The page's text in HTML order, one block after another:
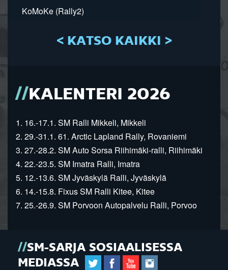
KoMoKe (Rally2)
< KATSO KAIKKI >
KALENTERI 2026
1. 16.-17.1. SM Ralli Mikkeli, Mikkeli
2. 29.-31.1. 61. Arctic Lapland Rally, Rovaniemi
3. 27.-28.2. SM Auto Sorsa Riihimäki-ralli, Riihimäki
4. 22.-23.5. SM Imatra Ralli, Imatra
5. 12.-13.6. SM Jyväskylä Ralli, Jyväskylä
6. 14.-15.8. Fixus SM Ralli Kitee, Kitee
7. 25.-26.9. SM Porvoon Autopalvelu Ralli, Porvoo
SM-SARJA SOSIAALISESSA
MEDIASSA